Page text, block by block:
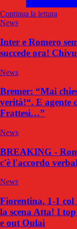
Continua la lettura
News
Inter e Romero
succede ora!
News
Bremer: “Mai
verità!“. E agente
Frattesi…”
News
BREAKING -
c'è l'accordo
News
Fiorentina, 1-1
la scena Atta! I
e out Oulai